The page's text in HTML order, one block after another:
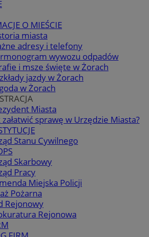
O MIEŚCIE
miasta
adresy i telefony
wywozu odpadów
i msze święte w Żorach
jazdy w Żorach
w Żorach
Miasta
załatwić sprawę w Urzędzie Miasta?
Stanu Cywilnego
Skarbowy
Pracy
Miejska Policji
Pożarna
Rejonowy
Rejonowa